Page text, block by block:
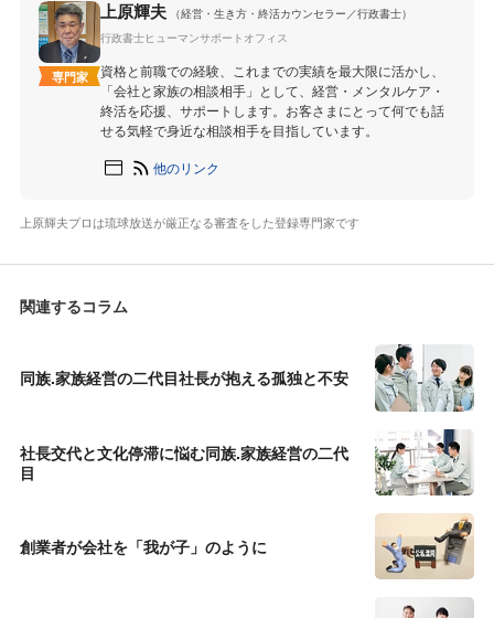
専門家
上原輝夫
（経営・生き方・終活カウンセラー／行政書士）
行政書士ヒューマンサポートオフィス
資格と前職での経験、これまでの実績を最大限に活かし、
「会社と家族の相談相手」として、経営・メンタルケア・
終活を応援、サポートします。お客さまにとって何でも話
せる気軽で身近な相談相手を目指しています。
他のリンク
上原輝夫プロは琉球放送が厳正なる審査をした登録専門家です
関連するコラム
同族.家族経営の二代目社長が抱える孤独と不安
社長交代と文化停滞に悩む同族.家族経営の二代
目
創業者が会社を「我が子」のように